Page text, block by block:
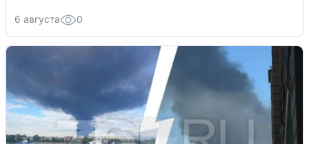
6 августа 0